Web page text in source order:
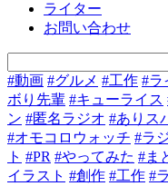
ライター
お問い合わせ
#動画 #グルメ #工作 #ラ
ボり先輩 #キューライス
ン #匿名ラジオ #ありス
#オモコロウォッチ #ラ
ト #PR #やってみた #ま
イラスト #創作 #工作 #